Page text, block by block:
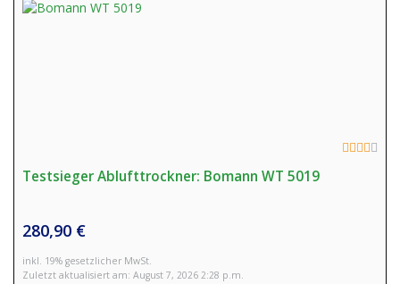
Testsieger Ablufttrockner: Bomann WT 5019
280,90 €
inkl. 19% gesetzlicher MwSt.
Zuletzt aktualisiert am: August 7, 2026 2:28 p.m.